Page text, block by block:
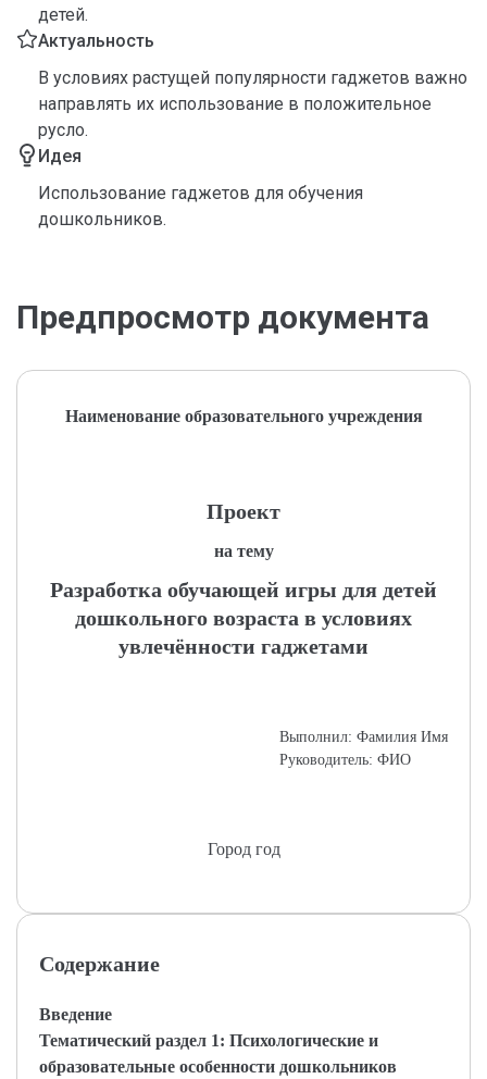
детей.
Актуальность
В условиях растущей популярности гаджетов важно
направлять их использование в положительное
русло.
Идея
Использование гаджетов для обучения
дошкольников.
Предпросмотр документа
Наименование образовательного учреждения
Проект
на тему
Разработка обучающей игры для детей
дошкольного возраста в условиях
увлечённости гаджетами
Выполнил: Фамилия Имя
Руководитель: ФИО
Город год
Содержание
Введение
Тематический раздел 1: Психологические и
образовательные особенности дошкольников